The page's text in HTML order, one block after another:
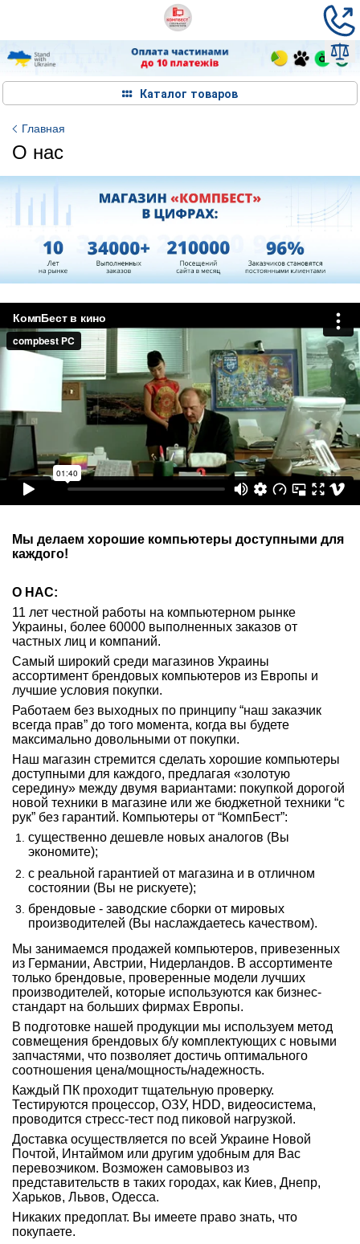
Каталог товаров
Главная
О нас
Мы делаем хорошие компьютеры доступными для
каждого!
О НАС:
11 лет честной работы на компьютерном рынке
Украины, более 60000 выполненных заказов от
частных лиц и компаний.
Самый широкий среди магазинов Украины
ассортимент брендовых компьютеров из Европы и
лучшие условия покупки.
Работаем без выходных по принципу “наш заказчик
всегда прав” до того момента, когда вы будете
максимально довольными от покупки.
Наш магазин стремится сделать хорошие компьютеры
доступными для каждого, предлагая «золотую
середину» между двумя вариантами: покупкой дорогой
новой техники в магазине или же бюджетной техники “с
рук” без гарантий. Компьютеры от “КомпБест”:
существенно дешевле новых аналогов (Вы
экономите);
с реальной гарантией от магазина и в отличном
состоянии (Вы не рискуете);
брендовые - заводские сборки от мировых
производителей (Вы наслаждаетесь качеством).
Мы занимаемся продажей компьютеров, привезенных
из Германии, Австрии, Нидерландов. В ассортименте
только брендовые, проверенные модели лучших
производителей, которые используются как бизнес-
стандарт на больших фирмах Европы.
В подготовке нашей продукции мы используем метод
совмещения брендовых б/у комплектующих с новыми
запчастями, что позволяет достичь оптимального
соотношения цена/мощность/надежность.
Каждый ПК проходит тщательную проверку.
Тестируются процессор, ОЗУ, HDD, видеосистема,
проводится стресс-тест под пиковой нагрузкой.
Доставка осуществляется по всей Украине Новой
Почтой, Интаймом или другим удобным для Вас
перевозчиком. Возможен самовывоз из
представительств в таких городах, как Киев, Днепр,
Харьков, Львов, Одесса.
Никаких предоплат. Вы имеете право знать, что
покупаете.